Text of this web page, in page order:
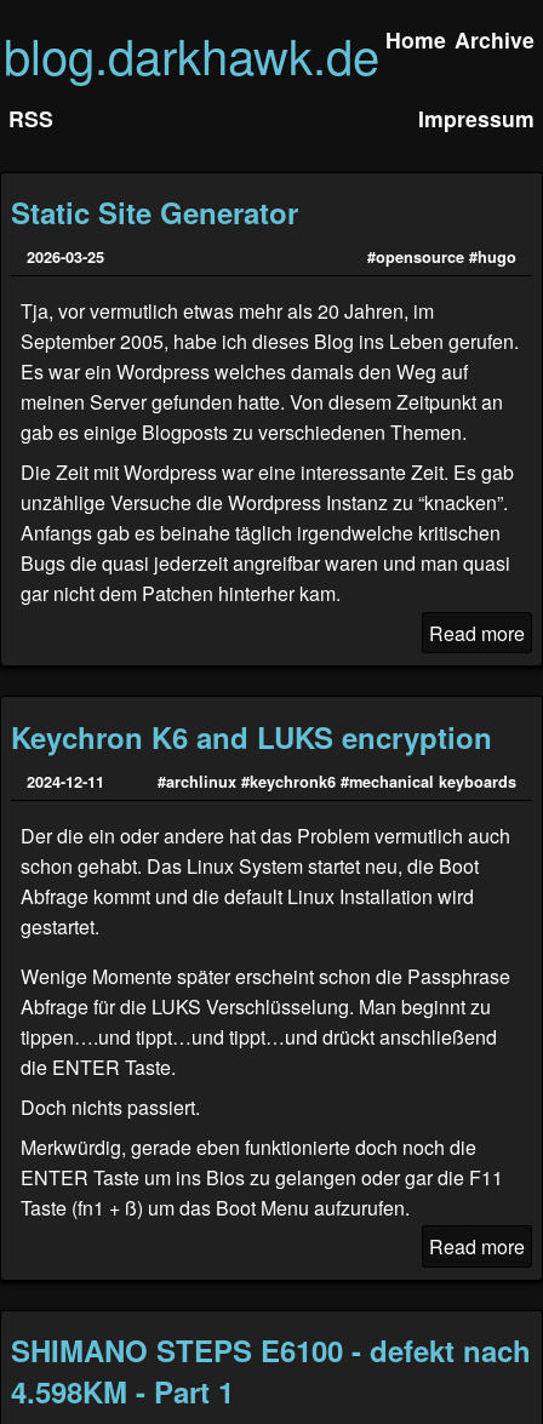
blog.darkhawk.de Home Archive
RSS Impressum
Static Site Generator
2026-03-25 #opensource #hugo
Tja, vor vermutlich etwas mehr als 20 Jahren, im
September 2005, habe ich dieses Blog ins Leben gerufen.
Es war ein Wordpress welches damals den Weg auf
meinen Server gefunden hatte. Von diesem Zeitpunkt an
gab es einige Blogposts zu verschiedenen Themen.
Die Zeit mit Wordpress war eine interessante Zeit. Es gab
unzählige Versuche die Wordpress Instanz zu “knacken”.
Anfangs gab es beinahe täglich irgendwelche kritischen
Bugs die quasi jederzeit angreifbar waren und man quasi
gar nicht dem Patchen hinterher kam.
Read more
Keychron K6 and LUKS encryption
2024-12-11 #archlinux #keychronk6 #mechanical keyboards
Der die ein oder andere hat das Problem vermutlich auch
schon gehabt. Das Linux System startet neu, die Boot
Abfrage kommt und die default Linux Installation wird
gestartet.
Wenige Momente später erscheint schon die Passphrase
Abfrage für die LUKS Verschlüsselung. Man beginnt zu
tippen….und tippt…und tippt…und drückt anschließend
die ENTER Taste.
Doch nichts passiert.
Merkwürdig, gerade eben funktionierte doch noch die
ENTER Taste um ins Bios zu gelangen oder gar die F11
Taste (fn1 + ß) um das Boot Menu aufzurufen.
Read more
SHIMANO STEPS E6100 - defekt nach
4.598KM - Part 1